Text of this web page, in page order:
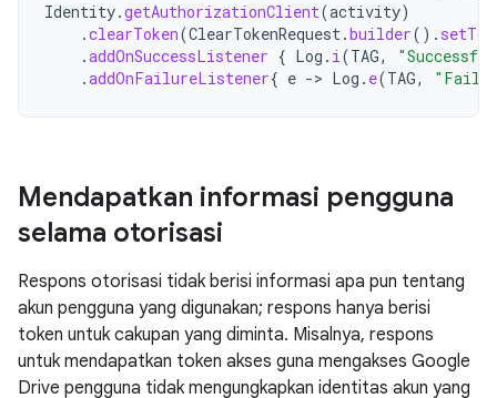
Identity.getAuthorizationClient(activity)
.clearToken(ClearTokenRequest.builder().
.addOnSuccessListener { Log . i(TAG,
.addOnFailureListener{ e -> Log . e(TAG,
Mendapatkan informasi pengguna
selama otorisasi
Respons otorisasi tidak berisi informasi apa pun tentang
akun pengguna yang digunakan; respons hanya berisi
token untuk cakupan yang diminta. Misalnya, respons
untuk mendapatkan token akses guna mengakses Google
Drive pengguna tidak mengungkapkan identitas akun yang